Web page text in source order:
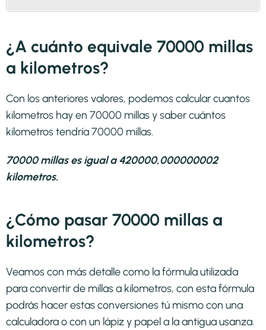
¿A cuánto equivale 70000 millas
a kilometros?
Con los anteriores valores, podemos calcular cuantos
kilometros hay en 70000 millas y saber cuántos
kilometros tendría 70000 millas.
70000 millas es igual a 420000,000000002
kilometros.
¿Cómo pasar 70000 millas a
kilometros?
Veamos con más detalle como la fórmula utilizada
para convertir de millas a kilometros, con esta fórmula
podrás hacer estas conversiones tú mismo con una
calculadora o con un lápiz y papel a la antigua usanza.